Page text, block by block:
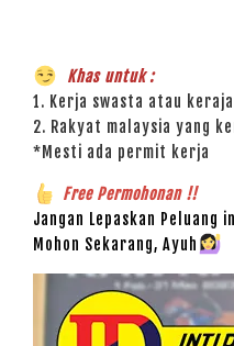
Khas untuk :
1. Kerja swasta atau
2. Rakyat malaysia yang
*Mesti ada permit kerja
Free Permohonan !!
Jangan Lepaskan Peluang
Mohon Sekarang, Ayuh